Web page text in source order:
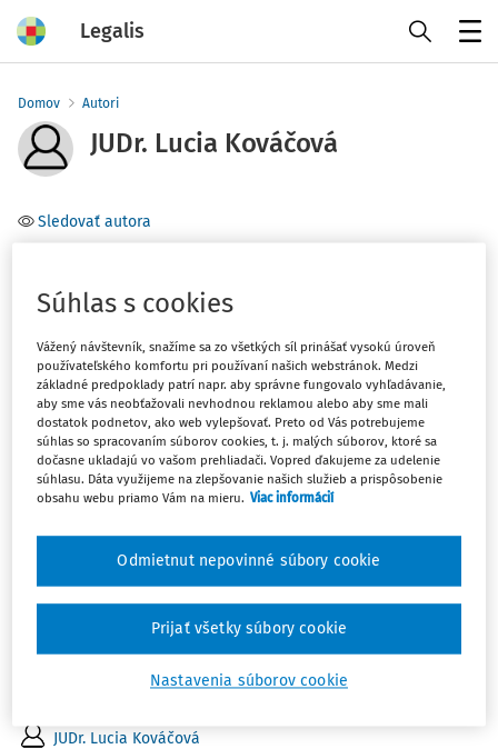
Legalis
Domov Autori
JUDr. Lucia Kováčová
Sledovať autora
Počet vyhľadaných dokumentov:1
Zoradiť podľa:
Najnovšie
Najstaršie
Huber, P. Rome II regulation: Pocket
Commentary.
Huber, P. Rome II regulation: Pocket Commentary.
Mgr. Lucia Kováčová Po prijatí nariadenia Európskeho
JUDr. Lucia Kováčová
Súhlas s cookies
Vážený návštevník, snažíme sa zo všetkých síl prinášať vysokú úroveň
používateľského komfortu pri používaní našich webstránok. Medzi
základné predpoklady patrí napr. aby správne fungovalo vyhľadávanie,
aby sme vás neobťažovali nevhodnou reklamou alebo aby sme mali
dostatok podnetov, ako web vylepšovať. Preto od Vás potrebujeme
súhlas so spracovaním súborov cookies, t. j. malých súborov, ktoré sa
dočasne ukladajú vo vašom prehliadači. Vopred ďakujeme za udelenie
súhlasu. Dáta využijeme na zlepšovanie našich služieb a prispôsobenie
obsahu webu priamo Vám na mieru. Viac informácií
Nastavenia súborov cookie
Odmietnut nepovinné súbory cookie
Prijať všetky súbory cookie